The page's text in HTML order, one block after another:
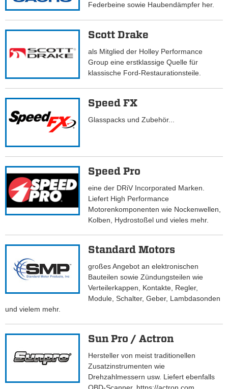
Federbeine sowie Haubendämpfer her.
Scott Drake
als Mitglied der Holley Performance
Group eine erstklassige Quelle für
klassische Ford-Restaurationsteile.
Speed FX
Glasspacks und Zubehör...
Speed Pro
eine der DRiV Incorporated Marken.
Liefert High Performance
Motorenkomponenten wie Nockenwellen,
Kolben, Hydrostoßel und vieles mehr.
Standard Motors
großes Angebot an elektronischen
Bauteilen sowie Zündungsteilen wie
Verteilerkappen, Kontakte, Regler,
Module, Schalter, Geber, Lambdasonden
und vielem mehr.
Sun Pro / Actron
Hersteller von meist traditionellen
Zusatzinstrumenten wie
Drehzahlmessern usw. Liefert ebenfalls